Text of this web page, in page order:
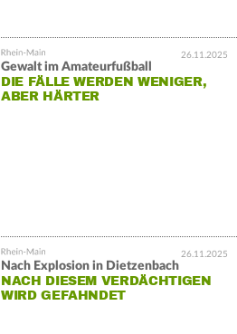
26.11.2025
Gewalt im Amateurfußball
DIE FÄLLE WERDEN WENIGER,
ABER HÄRTER
26.11.2025
Nach Explosion in Dietzenbach
NACH DIESEM VERDÄCHTIGEN
WIRD GEFAHNDET